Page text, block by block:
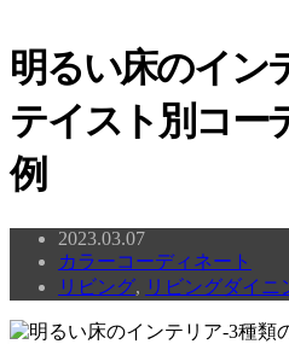
明るい床のイン
テイスト別コー
例
2023.03.07
カラーコーディネート
リビング, リビングダイニ